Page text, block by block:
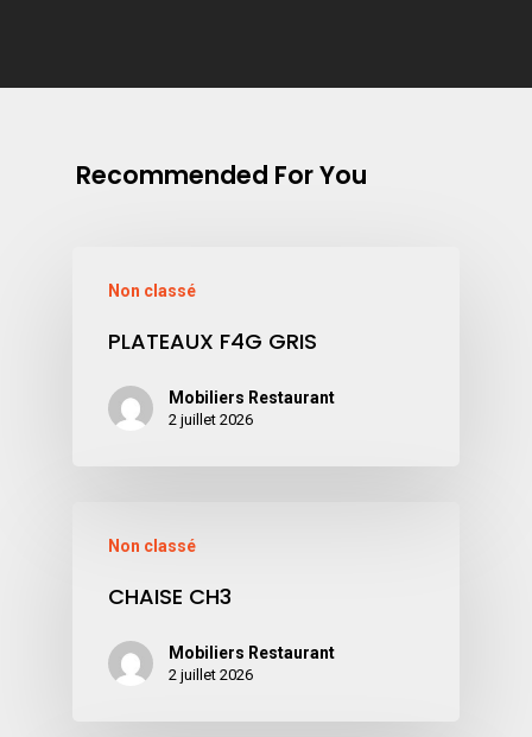
Recommended For You
Non classé
PLATEAUX F4G GRIS
Mobiliers Restaurant
2 juillet 2026
Non classé
CHAISE CH3
Mobiliers Restaurant
2 juillet 2026